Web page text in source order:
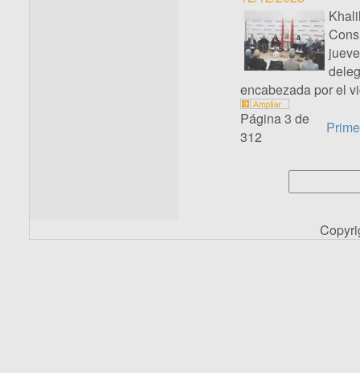
encabezada por el
Página 3 de
312